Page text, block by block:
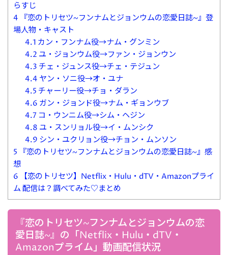
らすじ
4 『恋のトリセツ~フンナムとジョンウムの恋愛日誌~』登
場人物・キャスト
4.1 カン・フンナム役→ナム・グンミン
4.2 ユ・ジョンウム役→ファン・ジョンウン
4.3 チェ・ジュンス役→チェ・テジュン
4.4 ヤン・ソニ役→オ・ユナ
4.5 チャーリー役→チョ・ダラン
4.6 ガン・ジョンド役→ナム・ギョンウブ
4.7コ・ウンニム役→シム・ヘジン
4.8 ユ・スンリョル役→イ・ムンシク
4.9 シン・ユクリョン役→チョン・ムンソン
5 『恋のトリセツ~フンナムとジョンウムの恋愛日誌~』感
想
6 【恋のトリセツ】Netflix・Hulu・dTV・Amazonプライ
ム 配信は？調べてみた♡まとめ
『恋のトリセツ~フンナムとジョンウムの恋
愛日誌~』の「Netflix・Hulu・dTV・
Amazonプライム」動画配信状況